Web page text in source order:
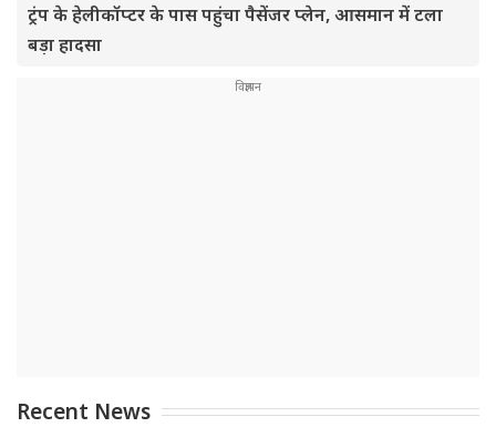
ट्रंप के हेलीकॉप्टर के पास पहुंचा पैसेंजर प्लेन, आसमान में टला
बड़ा हादसा
Recent News